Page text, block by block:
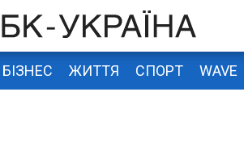
БІЗНЕС ЖИТТЯ СПОРТ WAVE